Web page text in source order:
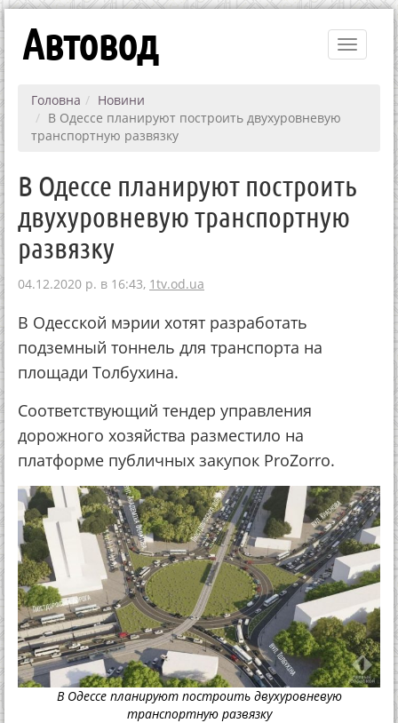
Toggle
Автовод
Головна
Новини
В Одессе планируют построить двухуровневую
транспортную развязку
В Одессе планируют построить
двухуровневую транспортную
развязку
04.12.2020 р. в 16:43, 1tv.od.ua
В Одесской мэрии хотят разработать
подземный тоннель для транспорта на
площади Толбухина.
Соответствующий тендер управления
дорожного хозяйства разместило на
платформе публичных закупок ProZorro.
В Одессе планируют построить двухуровневую
транспортную развязку